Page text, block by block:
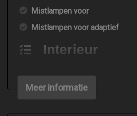
Mistlampen voor
Mistlampen voor adaptief
Interieur
Achterbank verstelbaar
Meer informatie